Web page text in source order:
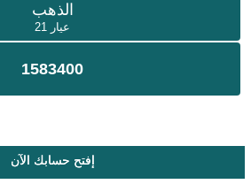
الذهب
عيار 21
1583400
إفتح حسابك الآن